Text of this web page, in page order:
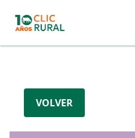
VOLVER